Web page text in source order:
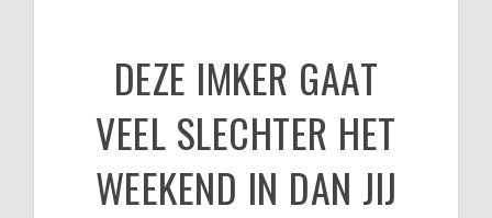
DEZE IMKER GAAT
VEEL SLECHTER HET
WEEKEND IN DAN JIJ